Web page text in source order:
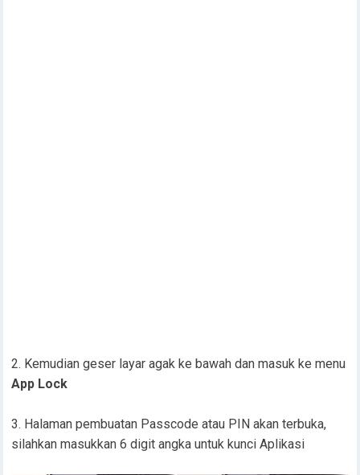
Kemudian geser layar agak ke bawah dan masuk ke menu
App Lock
Halaman pembuatan Passcode atau PIN akan terbuka,
silahkan masukkan 6 digit angka untuk kunci Aplikasi